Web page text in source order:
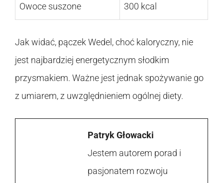
Owoce suszone 300 kcal
Jak widać, pączek Wedel, choć kaloryczny, nie
jest najbardziej energetycznym słodkim
przysmakiem. Ważne jest jednak spożywanie go
z umiarem, z uwzględnieniem ogólnej diety.
Patryk Głowacki
Jestem autorem porad i
pasjonatem rozwoju